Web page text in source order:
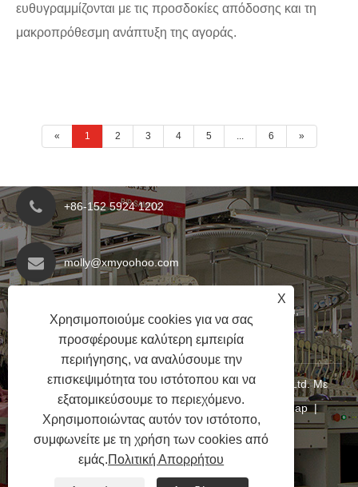
ευθυγραμμίζονται με τις προσδοκίες απόδοσης και τη
μακροπρόθεσμη ανάπτυξη της αγοράς.
« 1 2 3 4 5 ... 6 »
+86-152 5924 1202
molly@xmyoohoo.com
No.98 Xiangxing Rd, περιοχή Xiang'an, Fujian,
Κίνα. 361101
Copyright © 2024 Xiamen Evaricky Trading Co., Ltd. Με
επιφύλαξη παντός δικαιώματοςLinks Sitemap|
RSS
| Πολιτική Απορρήτου
X
Χρησιμοποιούμε cookies για να σας
προσφέρουμε καλύτερη εμπειρία
περιήγησης, να αναλύσουμε την
επισκεψιμότητα του ιστότοπου και να
εξατομικεύσουμε το περιεχόμενο.
Χρησιμοποιώντας αυτόν τον ιστότοπο,
συμφωνείτε με τη χρήση των cookies από
εμάς.Πολιτική Απορρήτου